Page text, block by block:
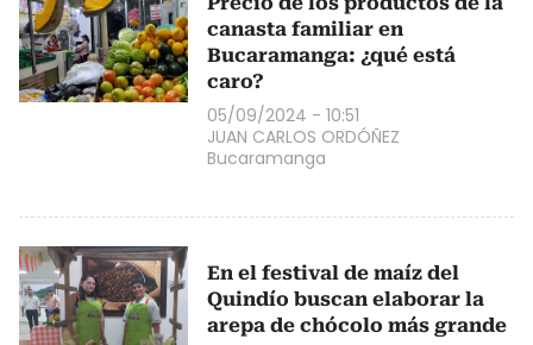
canasta familiar en
Bucaramanga: ¿qué está
caro?
05/09/2024 - 10:51
JUAN CARLOS ORDÓÑEZ
Bucaramanga
En el festival de maíz del
Quindío buscan elaborar la
arepa de chócolo más grande